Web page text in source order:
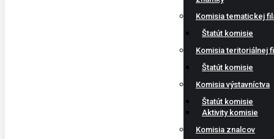
Komisia tematickej
Štatút komisie
Komisia teritoriálnej
Štatút komisie
Komisia výstavníctva
Štatút komisie
Aktivity komisie
Komisia znalcov